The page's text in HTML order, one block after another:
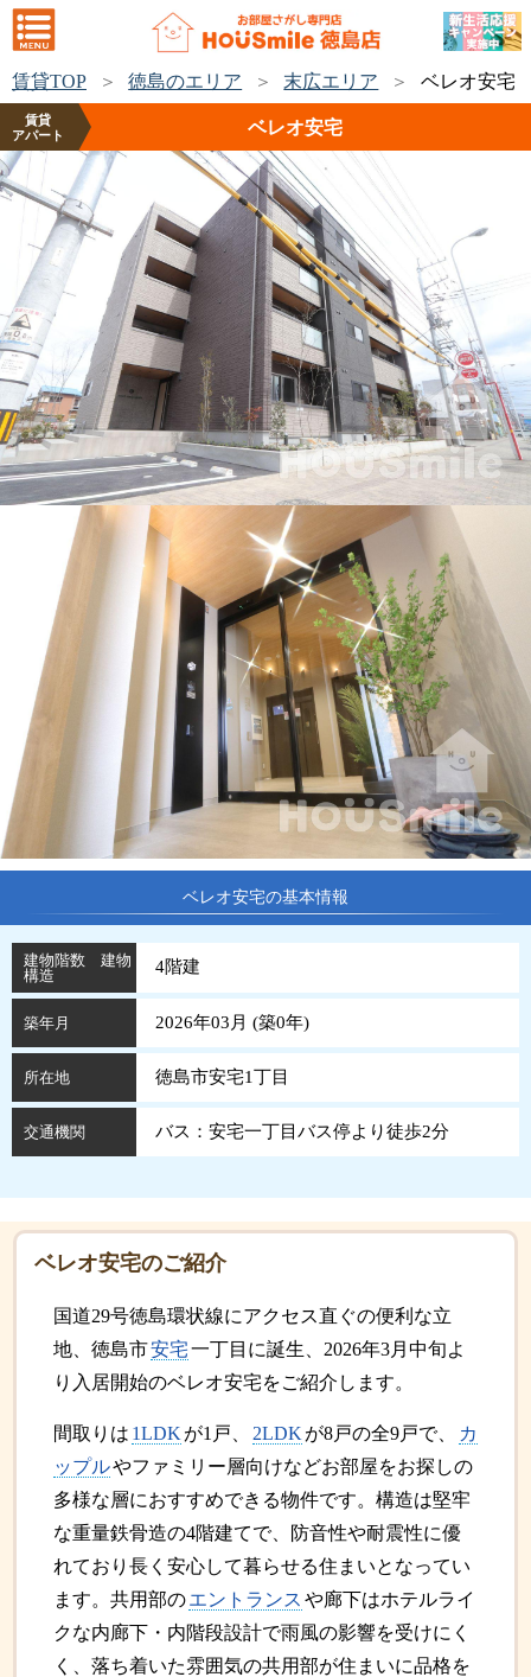
賃貸TOP 徳島のエリア 末広エリア ベレオ安宅
賃貸
アパート
ベレオ安宅
ベレオ安宅の基本情報
建物階数 建物
構造
4階建
築年月 2026年03月 (築0年)
所在地 徳島市安宅1丁目
交通機関 バス：安宅一丁目バス停より徒歩2分
ベレオ安宅のご紹介
国道29号徳島環状線にアクセス直ぐの便利な立
地、徳島市安宅一丁目に誕生、2026年3月中旬よ
り入居開始のベレオ安宅をご紹介します。
間取りは 1LDK が1戸、 2LDK が8戸の全9戸で、
カ
ップルやファミリー層向けなどお部屋をお探しの
多様な層におすすめできる物件です。構造は堅牢
な重量鉄骨造の4階建てで、防音性や耐震性に優
れており長く安心して暮らせる住まいとなってい
ます。共用部のエントランス や廊下はホテルライ
クな内廊下・内階段設計で雨風の影響を受けにく
く、落ち着いた雰囲気の共用部が住まいに品格を